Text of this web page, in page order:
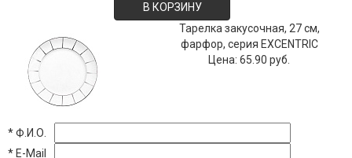
В КОРЗИНУ
Тарелка закусочная, 27 см,
фарфор, серия EXCENTRIC
Цена:65.90 руб.
*Ф.И.О.
* E-Mail